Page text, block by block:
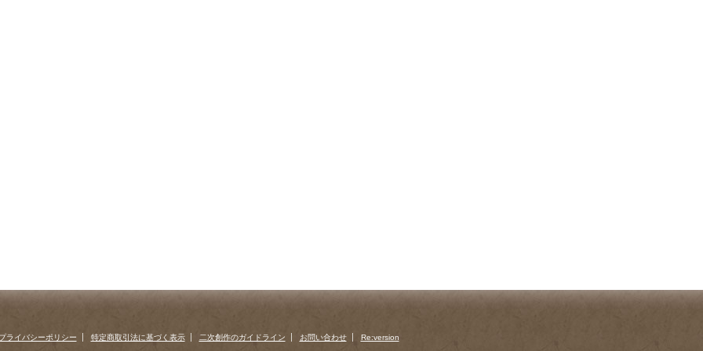
ライバシーポリシー 特定商取引法に基づく表示 二次創作のガイドライン お問い合わせ Re:version